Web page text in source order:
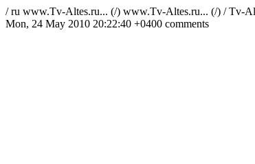
/ru www.Tv-Altes.ru... (/) www.Tv-Altes.ru... (/) / Tv-
Mon, 24 May 2010 20:22:40 +0400 comments